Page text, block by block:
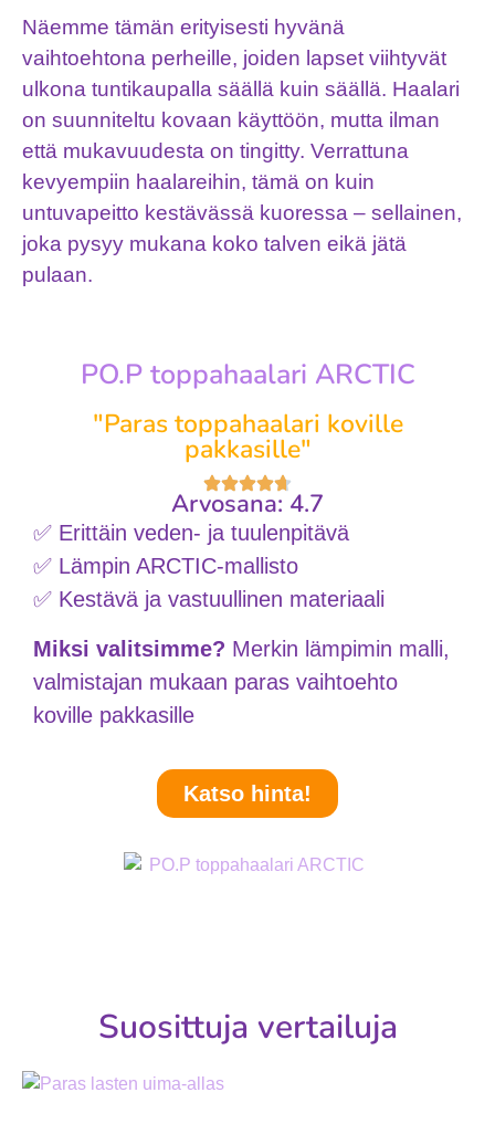
Näemme tämän erityisesti hyvänä
vaihtoehtona perheille, joiden lapset viihtyvät
ulkona tuntikaupalla säällä kuin säällä. Haalari
on suunniteltu kovaan käyttöön, mutta ilman
että mukavuudesta on tingitty. Verrattuna
kevyempiin haalareihin, tämä on kuin
untuvapeitto kestävässä kuoressa – sellainen,
joka pysyy mukana koko talven eikä jätä
pulaan.
PO.P toppahaalari ARCTIC
"Paras toppahaalari koville
pakkasille"
Arvosana: 4.7
✅ Erittäin veden‑ ja tuulenpitävä
✅ Lämpin ARCTIC‑mallisto
✅ Kestävä ja vastuullinen materiaali
Miksi valitsimme? Merkin lämpimin malli,
valmistajan mukaan paras vaihtoehto
koville pakkasille
Katso hinta!
Suosittuja vertailuja